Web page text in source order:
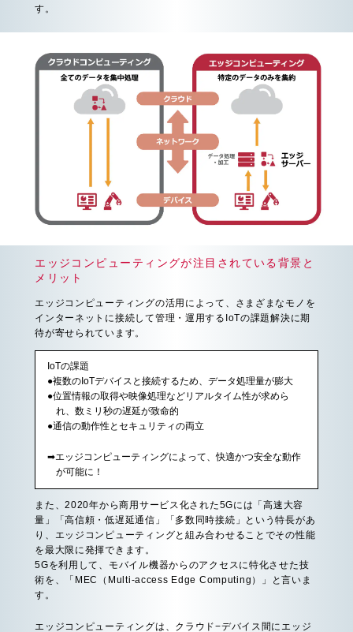
す。
エッジコンピューティングが注目されている背景と
メリット
エッジコンピューティングの活用によって、さまざまなモノを
インターネットに接続して管理・運用するIoTの課題解決に期
待が寄せられています。
IoTの課題
●複数のIoTデバイスと接続するため、データ処理量が膨大
●位置情報の取得や映像処理などリアルタイム性が求めら
れ、数ミリ秒の遅延が致命的
●通信の動作性とセキュリティの両立
➡エッジコンピューティングによって、快適かつ安全な動作
が可能に！
また、2020年から商用サービス化された5Gには「高速大容
量」「高信頼・低遅延通信」「多数同時接続」という特長があ
り、エッジコンピューティングと組み合わせることでその性能
を最大限に発揮できます。
5Gを利用して、モバイル機器からのアクセスに特化させた技
術を、「MEC（Multi-access Edge Computing）」と言いま
す。
エッジコンピューティングは、クラウド−デバイス間にエッジ